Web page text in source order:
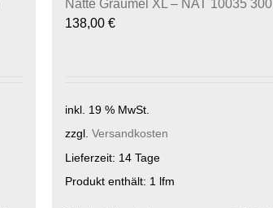
Natté Graumel XL – NAT 10035 300
138,00 €
inkl. 19 % MwSt.
zzgl. Versandkosten
Lieferzeit: 14 Tage
Produkt enthält: 1 lfm